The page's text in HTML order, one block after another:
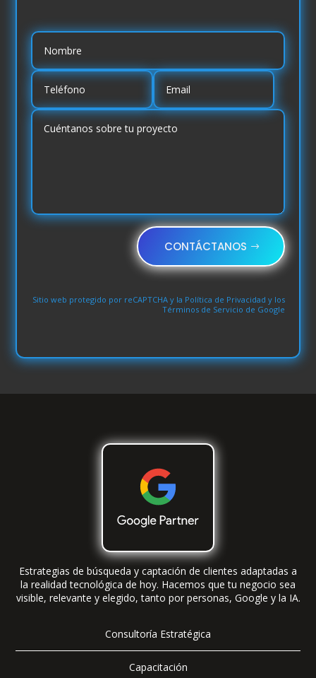
CONTÁCTANOS
Sitio web protegido por reCAPTCHA y la Política de Privacidad y los
Términos de Servicio de Google
Estrategias de búsqueda y captación de clientes adaptadas a
la realidad tecnológica de hoy. Hacemos que tu negocio sea
visible, relevante y elegido, tanto por personas, Google y la IA.
Consultoría Estratégica
Capacitación